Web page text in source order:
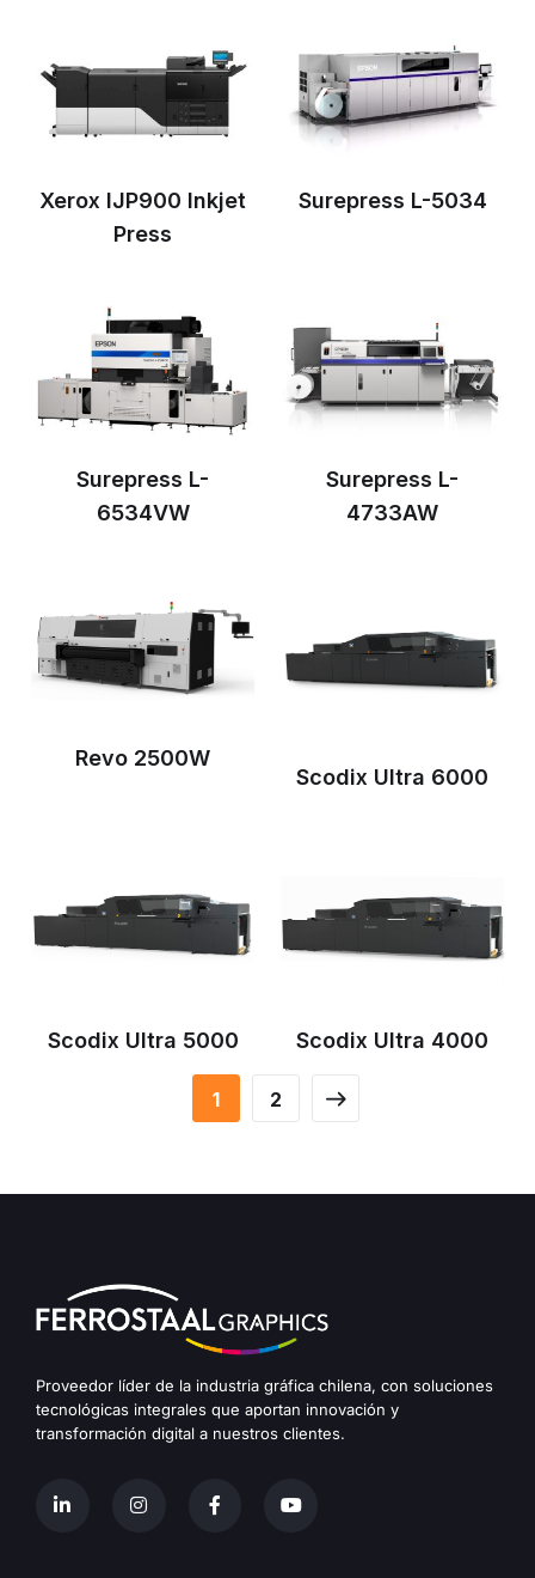
Xerox IJP900 Inkjet
Press
Surepress L-5034
Surepress L-
6534VW
Surepress L-
4733AW
Revo 2500W
Scodix Ultra 6000
Scodix Ultra 5000 Scodix Ultra 4000
1 2
Proveedor líder de la industria gráfica chilena, con soluciones
tecnológicas integrales que aportan innovación y
transformación digital a nuestros clientes.